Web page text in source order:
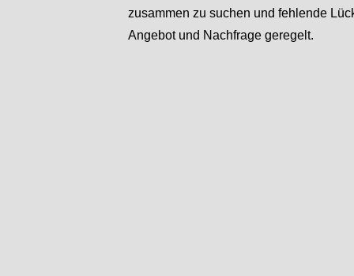
zusammen zu suchen und fehlende
Angebot und Nachfrage geregelt.